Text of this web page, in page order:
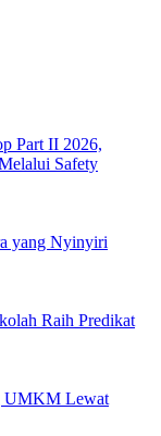
Part II 2026,
Safety
yang Nyinyiri
Raih Predikat
UMKM Lewat